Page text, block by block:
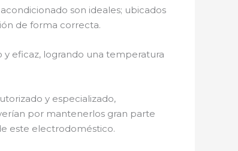
son ideales; ubicados
de forma correcta.
eficaz, logrando una temperatura
y especializado,
por mantenerlos gran parte
este electrodoméstico.